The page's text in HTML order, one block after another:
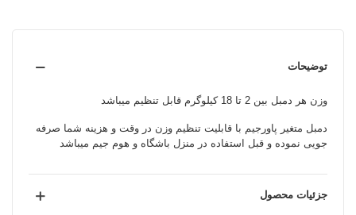
توضیحات
وزن هر دمبل بین 2 تا 18 کیلوگرم قابل تنظیم میباشد
دمبل متغیر پاورجیم با قابلیت تنظیم وزن در وقت و هزینه شما صرفه
جویی نموده و قبل استفاده در منزل باشگاه و هوم جیم میباشد
جزئیات محصول